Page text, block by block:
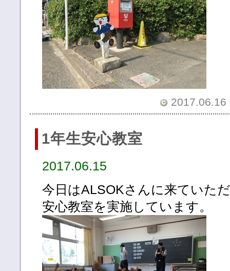
1年生安心教室
2017.06.15
今日はALSOKさんに来ていた
安心教室を実施しています。